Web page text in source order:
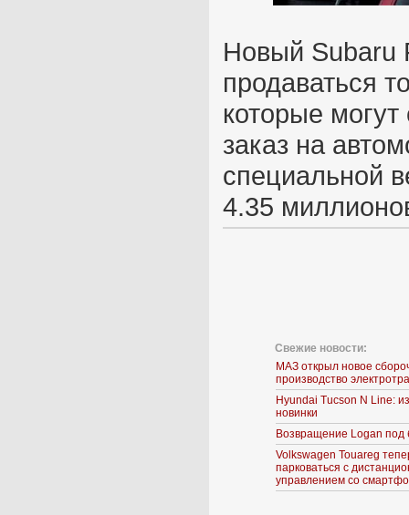
Новый Subaru
продаваться
которые
заказ на
специальной
4.35
Свежие новости:
МАЗ открыл новое
производство
Hyundai Tucson N Line:
новинки
Возвращение Logan под
Volkswagen Touareg
парковаться с
управлением со